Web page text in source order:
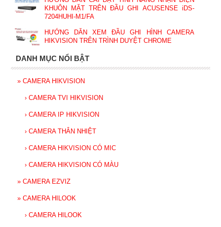
KHUÔN MẶT TRÊN ĐẦU GHI ACUSENSE iDS-
7204HUHI-M1/FA
HƯỚNG DẪN XEM ĐẦU GHI HÌNH CAMERA
HIKVISION TRÊN TRÌNH DUYỆT CHROME
DANH MỤC NỔI BẬT
» CAMERA HIKVISION
› CAMERA TVI HIKVISION
› CAMERA IP HIKVISION
› CAMERA THÂN NHIỆT
› CAMERA HIKVISION CÓ MIC
› CAMERA HIKVISION CÓ MÀU
» CAMERA EZVIZ
» CAMERA HILOOK
› CAMERA HILOOK